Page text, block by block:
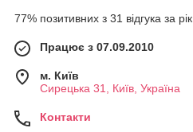
77% позитивних з 31 відгука за рік
Працює з 07.09.2010
м. Київ
Сирецька 31, Київ, Україна
Контакти